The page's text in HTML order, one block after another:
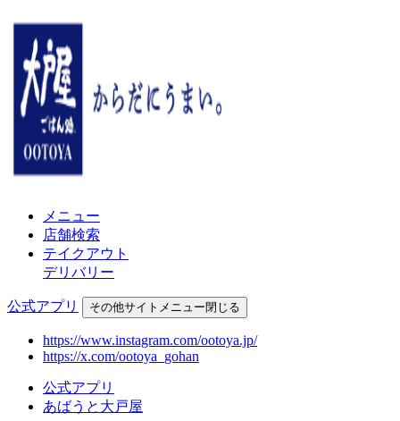
メニュー
店舗検索
テイクアウト
デリバリー
公式アプリ その他サイトメニュー閉じる
https://www.instagram.com/ootoya.jp/
https://x.com/ootoya_gohan
公式アプリ
あばうと大戸屋